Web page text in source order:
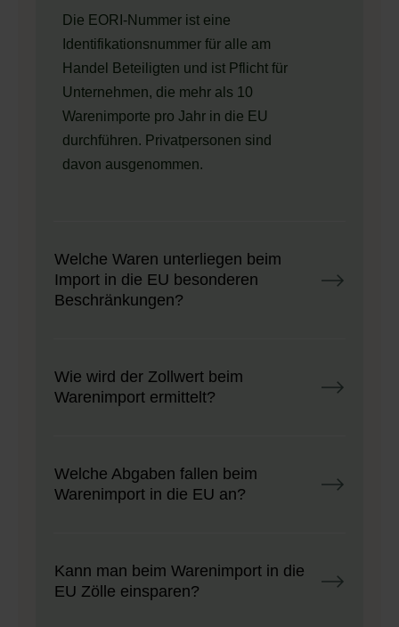
Die EORI-Nummer ist eine
Identifikationsnummer für alle am
Handel Beteiligten und ist Pflicht für
Unternehmen, die mehr als 10
Warenimporte pro Jahr in die EU
durchführen. Privatpersonen sind
davon ausgenommen.
Welche Waren unterliegen beim
Import in die EU besonderen
Beschränkungen?
Wie wird der Zollwert beim
Warenimport ermittelt?
Welche Abgaben fallen beim
Warenimport in die EU an?
Kann man beim Warenimport in die
EU Zölle einsparen?